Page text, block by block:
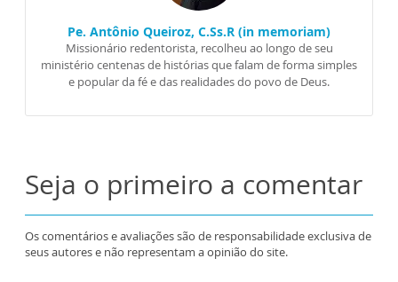
Pe. Antônio Queiroz, C.Ss.R (in memoriam)
Missionário redentorista, recolheu ao longo de seu
ministério centenas de histórias que falam de forma simples
e popular da fé e das realidades do povo de Deus.
Seja o primeiro a comentar
Os comentários e avaliações são de responsabilidade exclusiva de
seus autores e não representam a opinião do site.